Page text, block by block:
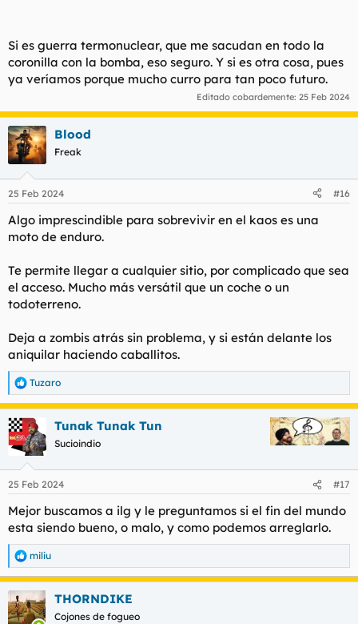
Si es guerra termonuclear, que me sacudan en todo la
coronilla con la bomba, eso seguro. Y si es otra cosa, pues
ya veríamos porque mucho curro para tan poco futuro.
Editado cobardemente: 25 Feb 2024
Blood
Freak
25 Feb 2024 #16
Algo imprescindible para sobrevivir en el kaos es una
moto de enduro.
Te permite llegar a cualquier sitio, por complicado que sea
el acceso. Mucho más versátil que un coche o un
todoterreno.
Deja a zombis atrás sin problema, y si están delante los
aniquilar haciendo caballitos.
R
e
a
c
c
i
e
:
Tuzaro
Tunak Tunak Tun
Sucioindio
25 Feb 2024 #17
Mejor buscamos a ilg y le preguntamos si el fin del mundo
esta siendo bueno, o malo, y como podemos arreglarlo.
R
e
c
c
miliu
THORNDIKE
Cojones de fogueo